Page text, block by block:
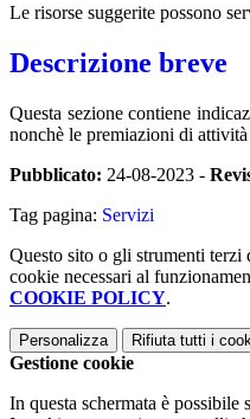
Le risorse suggerite possono
Descrizione breve
Questa sezione contiene
nonchè le premiazioni di
Pubblicato: 24-08-2023 -
Tag pagina: Servizi
Questo sito o gli strumenti
cookie necessari al
COOKIE POLICY.
Personalizza Rifiuta tutti i
Gestione cookie
In questa schermata è